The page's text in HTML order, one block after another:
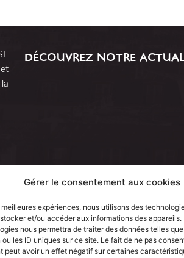
Gérer le consentement aux cookies
expériences, nous utilisons des
et/ou accéder aux informations des
nous permettra de traiter des données telles
les ID uniques sur ce site. Le fait de ne pas
peut avoir un effet négatif sur certaines
DÉCOUVREZ NOTRE